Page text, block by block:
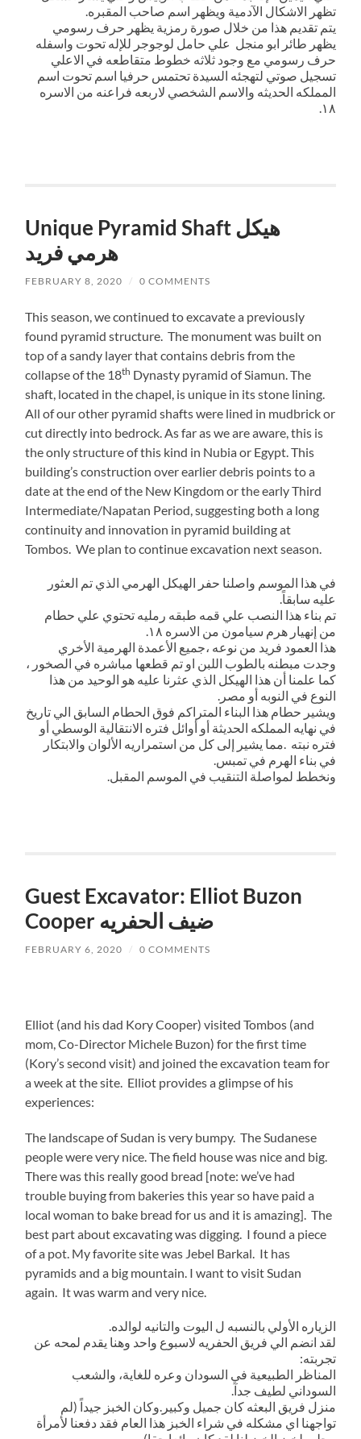
تظهر الاشكال الآدمية ويظهر اسم صاحب المقبره.
يتم تقديم هذا من خلال صورة رمزية يظهر حرف رسومي
يظهر طائر ابو منجل علي حامل لوجوجر للإله تحوت واسفله
حرف رسومي مع وجود ثلاثه خطوط متقاطعه في الاعلي
تسجيل صوتي لتهجئه السيدة تحتمس حرفيا اسم تحوت اسم
المملكه الحديثه والاسم الشخصي لاربعه فراعنه من الاسره
١٨.
Unique Pyramid Shaft هيكل
هرمي فريد
FEBRUARY 8, 2020 / 0 COMMENTS
This season, we continued to excavate a previously
found pyramid structure. The monument was built on
top of a sandy layer that contains debris from the
collapse of the 18th Dynasty pyramid of Siamun. The
shaft, located in the chapel, is unique in its stone lining.
All of our other pyramid shafts were lined in mudbrick or
cut directly into bedrock. As far as we are aware, this is
the only structure of this kind in Nubia or Egypt. This
building’s construction over earlier debris points to a
date at the end of the New Kingdom or the early Third
Intermediate/Napatan Period, suggesting both a long
continuity and innovation in pyramid building at
Tombos. We plan to continue excavation next season.
في هذا الموسم واصلنا حفر الهيكل الهرمي الذي تم العثور
عليه سابقاً.
تم بناء هذا النصب علي قمه طبقه رمليه تحتوي علي حطام
من إنهيار هرم سيامون من الاسره ١٨.
هذا العمود فريد من نوعه ،جميع الأعمدة الهرمية الأخري
وجدت مبطنه بالطوب اللبن او تم قطعها مباشره في الصخور ،
كما علمنا أن هذا الهيكل الذي عثرنا عليه هو الوحيد من هذا
النوع في النوبه أو مصر.
ويشير حطام هذا البناء المتراكم فوق الحطام السابق الي تاريخ
في نهايه المملكه الحديثة أو أوائل فتره الانتقالية الوسطي أو
فتره نبته .مما يشير إلى كل من استمراريه الألوان والابتكار
في بناء الهرم في تمبس.
ونخطط لمواصلة التنقيب في الموسم المقبل.
Guest Excavator: Elliot Buzon
Cooper ضيف الحفريه
FEBRUARY 6, 2020 / 0 COMMENTS
Elliot (and his dad Kory Cooper) visited Tombos (and
mom, Co-Director Michele Buzon) for the first time
(Kory’s second visit) and joined the excavation team for
a week at the site. Elliot provides a glimpse of his
experiences:
The landscape of Sudan is very bumpy. The Sudanese
people were very nice. The field house was nice and big.
There was this really good bread [note: we’ve had
trouble buying from bakeries this year so have paid a
local woman to bake bread for us and it is amazing]. The
best part about excavating was digging. I found a piece
of a pot. My favorite site was Jebel Barkal. It has
pyramids and a big mountain. I want to visit Sudan
again. It was warm and very nice.
الزياره الأولي بالنسبه ل اليوت والتانيه لوالده.
لقد انضم الي فريق الحفريه لاسبوع واحد وهنا يقدم لمحه عن
تجربته:
المناظر الطبيعية في السودان وعره للغاية، والشعب
السوداني لطيف جدآ.
منزل فريق البعثه كان جميل وكبير.وكان الخبز جيداً (لم
تواجهنا اي مشكله في شراء الخبز هذا العام فقد دفعنا لأمرأة